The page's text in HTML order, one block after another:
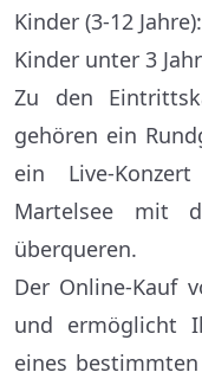
Kinder (3-12
Kinder unter 3
Zu den
gehören ein
ein Live-
Martelsee mit
überqueren.
Der Online-Kauf
und ermöglicht
eines